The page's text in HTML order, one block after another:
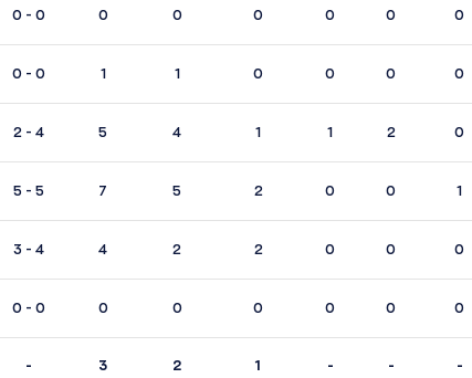
0 - 0 0 0 0 0 0 0
0 - 0 1 1 0 0 0 0
2 - 4 5 4 1 1 2 0
5 - 5 7 5 2 0 0 1
3 - 4 4 2 2 0 0 0
0 - 0 0 0 0 0 0 0
- 3 2 1 - - -